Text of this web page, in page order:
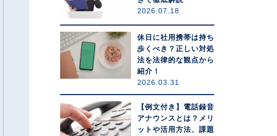
2026.07.18
休日に社用携帯は持ち
歩くべき？正しい対処
法を法律的な観点から
紹介！
2026.03.31
【例文付き】電話録音
アナウンスとは？メリ
ットや活用方法、課題